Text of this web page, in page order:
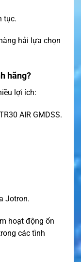
tục.
hải lựa chọn
hãng?
lợi ích:
AIR GMDSS.
Jotron.
hoạt động ổn
các tình